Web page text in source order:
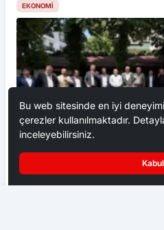
EKONOMI
Ankara Ziraat Odaları;
Bu web sitesinde en iyi
çerezler kullanılmaktadır.
inceleyebilirsiniz.